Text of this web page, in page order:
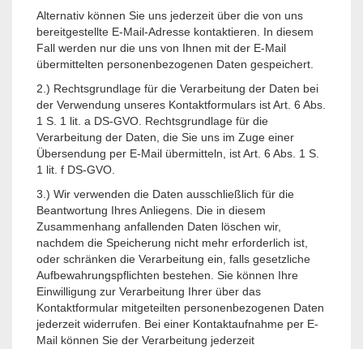
Alternativ können Sie uns jederzeit über die von uns
bereitgestellte E-Mail-Adresse kontaktieren. In diesem
Fall werden nur die uns von Ihnen mit der E-Mail
übermittelten personenbezogenen Daten gespeichert.
2.) Rechtsgrundlage für die Verarbeitung der Daten bei
der Verwendung unseres Kontaktformulars ist Art. 6 Abs.
1 S. 1 lit. a DS-GVO. Rechtsgrundlage für die
Verarbeitung der Daten, die Sie uns im Zuge einer
Übersendung per E-Mail übermitteln, ist Art. 6 Abs. 1 S.
1 lit. f DS-GVO.
3.) Wir verwenden die Daten ausschließlich für die
Beantwortung Ihres Anliegens. Die in diesem
Zusammenhang anfallenden Daten löschen wir,
nachdem die Speicherung nicht mehr erforderlich ist,
oder schränken die Verarbeitung ein, falls gesetzliche
Aufbewahrungspflichten bestehen. Sie können Ihre
Einwilligung zur Verarbeitung Ihrer über das
Kontaktformular mitgeteilten personenbezogenen Daten
jederzeit widerrufen. Bei einer Kontaktaufnahme per E-
Mail können Sie der Verarbeitung jederzeit